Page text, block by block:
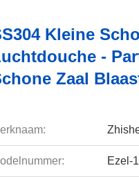
Kleine
-
Zaal
Ezel-